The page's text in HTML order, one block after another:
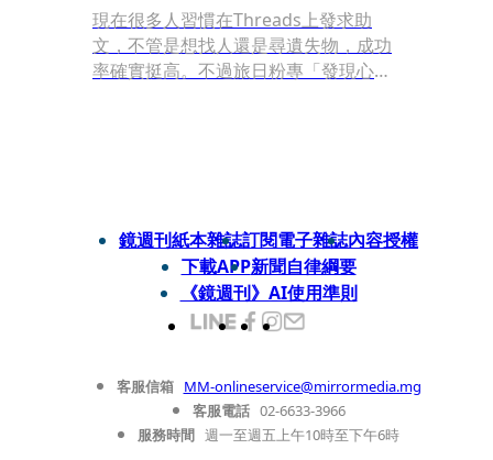
現在很多人習慣在Threads上發求助
文，不管是想找人還是尋遺失物，成功
率確實挺高。不過旅日粉專「發現心樂
鏡週刊紙本雜誌訂閱電子雜誌內容授權
下載APP新聞自律綱要
《鏡週刊》AI使用準則
客服信箱 MM-onlineservice@mirrormedia.mg
客服電話 02-6633-3966
服務時間 週一至週五上午10時至下午6時